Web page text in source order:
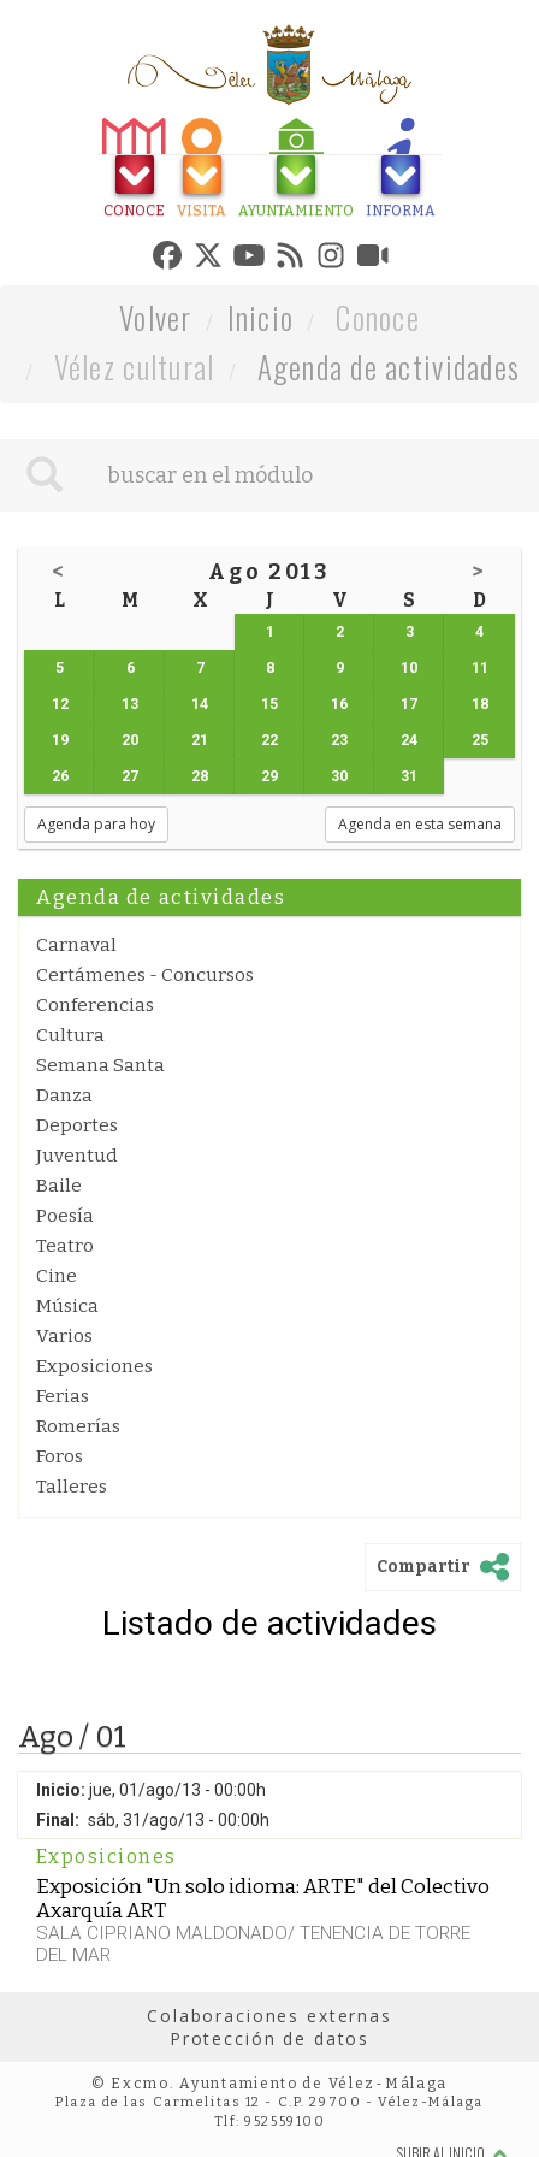
CONOCE VISITA AYUNTAMIENTO INFORMA
Volver Inicio
Conoce
Vélez cultural
Agenda de actividades
< Ago 2013 >
L M X J V S D
1 2 3 4
5 6 7 8 9 10 11
12 13 14 15 16 17 18
19 20 21 22 23 24 25
26 27 28 29 30 31
Agenda para hoy Agenda en esta semana
Agenda de actividades
Carnaval
Certámenes - Concursos
Conferencias
Cultura
Semana Santa
Danza
Deportes
Juventud
Baile
Poesía
Teatro
Cine
Música
Varios
Exposiciones
Ferias
Romerías
Foros
Talleres
Compartir
Listado de actividades
Ago / 01
Inicio: jue, 01/ago/13 - 00:00h
Final: sáb, 31/ago/13 - 00:00h
Exposiciones
Exposición "Un solo idioma: ARTE" del Colectivo
Axarquía ART
SALA CIPRIANO MALDONADO/ TENENCIA DE TORRE
DEL MAR
Colaboraciones externas
Protección de datos
© Excmo. Ayuntamiento de Vélez-Málaga
Plaza de las Carmelitas 12 - C.P. 29700 - Vélez-Málaga
Tlf: 952559100
SUBIR AL INICIO